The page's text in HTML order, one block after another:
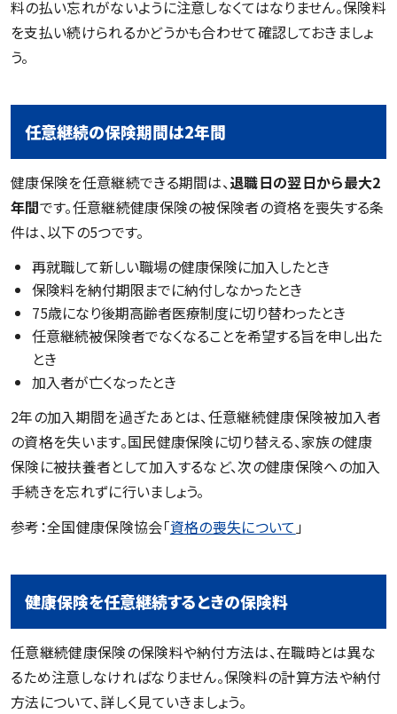
料の払い忘れがないように注意しなくてはなりません。保険料
を支払い続けられるかどうかも合わせて確認しておきましょ
う。
任意継続の保険期間は2年間
健康保険を任意継続できる期間は、退職日の翌日から最大2
年間です。任意継続健康保険の被保険者の資格を喪失する条
件は、以下の5つです。
再就職して新しい職場の健康保険に加入したとき
保険料を納付期限までに納付しなかったとき
75歳になり後期高齢者医療制度に切り替わったとき
任意継続被保険者でなくなることを希望する旨を申し出た
とき
加入者が亡くなったとき
2年の加入期間を過ぎたあとは、任意継続健康保険被加入者
の資格を失います。国民健康保険に切り替える、家族の健康
保険に被扶養者として加入するなど、次の健康保険への加入
手続きを忘れずに行いましょう。
参考：全国健康保険協会「資格の喪失について」
健康保険を任意継続するときの保険料
任意継続健康保険の保険料や納付方法は、在職時とは異な
るため注意しなければなりません。保険料の計算方法や納付
方法について、詳しく見ていきましょう。